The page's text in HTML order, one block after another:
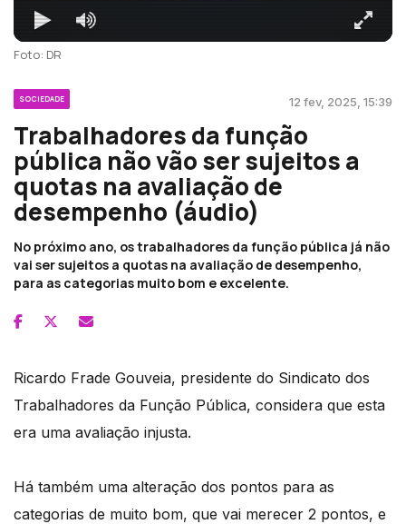
Foto: DR
SOCIEDADE 12 fev, 2025, 15:39
Trabalhadores da função
pública não vão ser sujeitos a
quotas na avaliação de
desempenho (áudio)
No próximo ano, os trabalhadores da função pública já não
vai ser sujeitos a quotas na avaliação de desempenho,
para as categorias muito bom e excelente.
Ricardo Frade Gouveia, presidente do Sindicato dos
Trabalhadores da Função Pública, considera que esta
era uma avaliação injusta.
Há também uma alteração dos pontos para as
categorias de muito bom, que vai merecer 2 pontos, e